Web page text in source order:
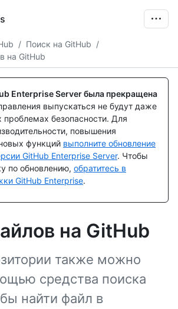
/ Поиск на GitHub /
на GitHub
Enterprise Server была прекращена
выпускаться не будут даже
проблемах безопасности. Для
повышения
функций выполните обновление
GitHub Enterprise Server. Чтобы
по обновлению, обратитесь в
GitHub Enterprise.
на GitHub
также можно
средства поиска
найти файл в